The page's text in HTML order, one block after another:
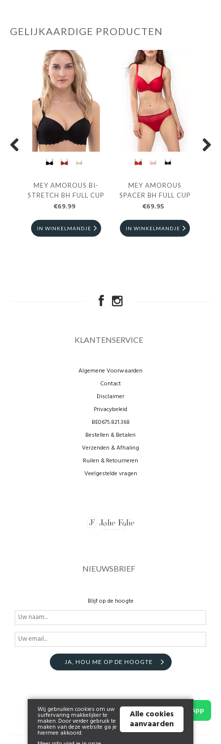
GELIJKAARDIGE PRODUCTEN
MEY AMOROUS BI-
STRETCH BH FULL CUP
€69.99
IN WINKELMANDJE
MEY AMOROUS
SPACER BH FULL CUP
€69.95
IN WINKELMANDJE
KLANTENSERVICE
Algemene Voorwaarden
Contact
Disclaimer
Privacybeleid
BE0675.821.368
Bestellen & Betalen
Verzenden & Afhaling
Ruilen & Retourneren
Veelgestelde vragen
NIEUWSBRIEF
Blijf op de hoogte
JA, HOU ME OP DE HOOGTE
WhatsApp
Wij gebruiken cookies om uw
surfervaring makkelijker te
maken. Door verder gebruik te
maken van deze website ga je
hiermee akkoord.
Alle cookies
aanvaarden